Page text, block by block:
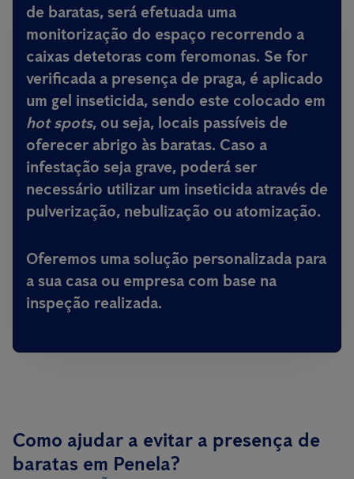
de baratas, será efetuada uma
monitorização do espaço recorrendo a
caixas detetoras com feromonas. Se for
verificada a presença de praga, é aplicado
um gel inseticida, sendo este colocado em
hot spots, ou seja, locais passíveis de
oferecer abrigo às baratas. Caso a
infestação seja grave, poderá ser
necessário utilizar um inseticida através de
pulverização, nebulização ou atomização.
Oferemos uma solução personalizada para
a sua casa ou empresa com base na
inspeção realizada.
Como ajudar a evitar a presença de
baratas em Penela?